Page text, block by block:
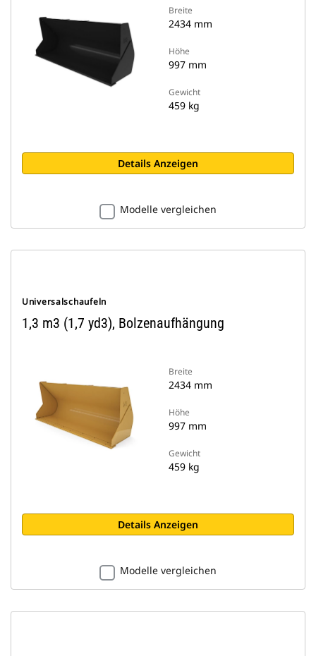
Breite
2434 mm
Höhe
997 mm
Gewicht
459 kg
Details Anzeigen
Modelle vergleichen
Universalschaufeln
1,3 m3 (1,7 yd3), Bolzenaufhängung
Breite
2434 mm
Höhe
997 mm
Gewicht
459 kg
Details Anzeigen
Modelle vergleichen